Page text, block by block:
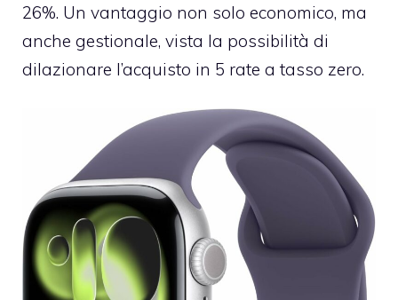
26%. Un vantaggio non solo economico, ma
anche gestionale, vista la possibilità di
dilazionare l’acquisto in 5 rate a tasso zero.